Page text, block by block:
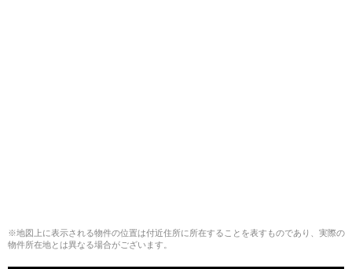
※地図上に表示される物件の位置は付近住所に所在することを表すものであり、実際の
物件所在地とは異なる場合がございます。